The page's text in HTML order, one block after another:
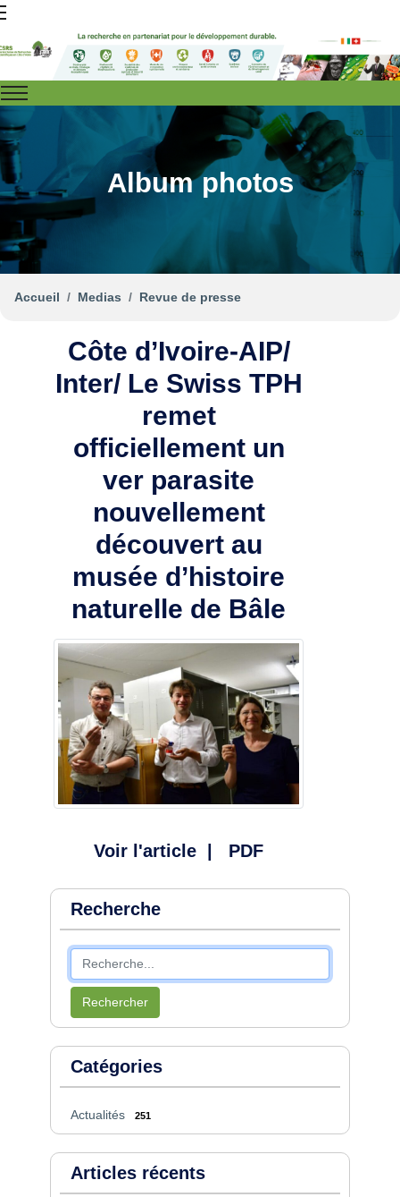
Album photos
Accueil Medias Revue de presse
Côte d’Ivoire-AIP/
Inter/ Le Swiss TPH
remet
officiellement un
ver parasite
nouvellement
découvert au
musée d’histoire
naturelle de Bâle
Voir l'article | PDF
Recherche
Rechercher
Catégories
Actualités 251
Articles récents